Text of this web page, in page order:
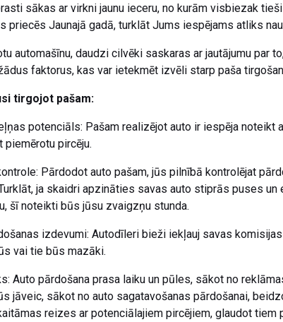
sākas ar virkni jaunu ieceru, no kurām visbiezak
priecēs Jaunajā gadā, turklāt Jums iespējams atliks
automašīnu, daudzi cilvēki saskaras ar jautājumu
faktorus, kas var ietekmēt izvēli starp paša
tirgojot pašam:
potenciāls: Pašam realizējot auto ir iespēja noteikt
pircēju.
Pārdodot auto pašam, jūs pilnībā kontrolējat
ja skaidri apzināties savas auto stiprās puses
šī noteikti būs jūsu zvaigzņu stunda.
izdevumi: Autodīleri bieži iekļauj savas
vai tie būs mazāki.
Auto pārdošana prasa laiku un pūles, sākot no
jāveic, sākot no auto sagatavošanas pārdošanai,
reizes ar potenciālajiem pircējiem, glaudot tiem